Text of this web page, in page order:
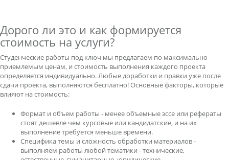
Дорого ли это и как формируется
стоимость на услуги?
Студенческие работы под ключ мы предлагаем по максимально
приемлемым ценам, и стоимость выполнения каждого проекта
определяется индивидуально. Любые доработки и правки уже после
сдачи проекта, выполняются бесплатно! Основные факторы, которые
влияют на стоимость:
Формат и объем работы - менее объемные эссе или рефераты
стоят дешевле чем курсовые или кандидатские, и на их
выполнение требуется меньше времени.
Специфика темы и сложность обработки материалов -
выполняем работы любой тематики - технические,